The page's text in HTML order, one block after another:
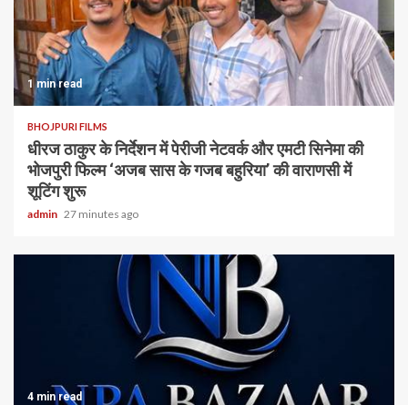
1 min read
BHOJPURI FILMS
धीरज ठाकुर के निर्देशन में पेरीजी नेटवर्क और एमटी सिनेमा की
भोजपुरी फिल्म ‘अजब सास के गजब बहुरिया’ की वाराणसी में
शूटिंग शुरू
admin 27 minutes ago
4 min read